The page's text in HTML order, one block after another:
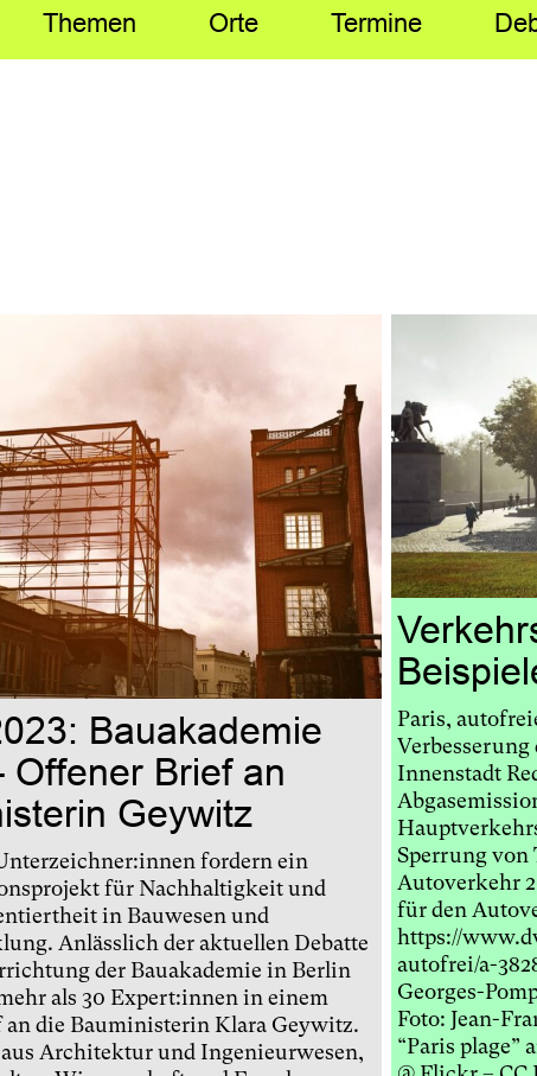
Themen Orte Termine
Bauakademie
Offener Brief an
Geywitz
fordern ein
für Nachhaltigkeit und
in Bauwesen und
Anlässlich der aktuellen Debatte
der Bauakademie in Berlin
als 30 Expert:innen in einem
an die Bauministerin Klara Geywitz.
Architektur und Ingenieurwesen,
Paris,
Innenstadt
Sperrung von
Autoverkehr
für den
https://
autofrei/a-
Georges-
Foto: Jean-
“Paris plage”